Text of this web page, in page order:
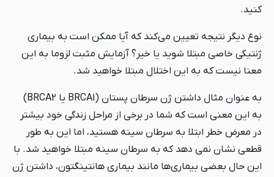
کنید.
نوع دیگر نتیجه تعیین می‌کند که آیا ممکن است به بیماری
ژنتیکی خاصی مبتلا شوید یا خیر؟ آزمایش مثبت لزوما به این
معنا نیست که به این اختلال مبتلا خواهید شد.
به عنوان مثال داشتن ژن سرطان پستان (BRCA1 یا BRCA2)
به این معنی است که شما در برخی از مراحل زندگی خود بیشتر
در معرض خطر ابتلا به سرطان سینه هستید، اما این به طور
قطعی نشان نمی دهد که به سرطان سینه مبتلا خواهید شد. با
این حال بعضی بیماری‌ها مانند بیماری‌ هانتینگتون، داشتن ژن